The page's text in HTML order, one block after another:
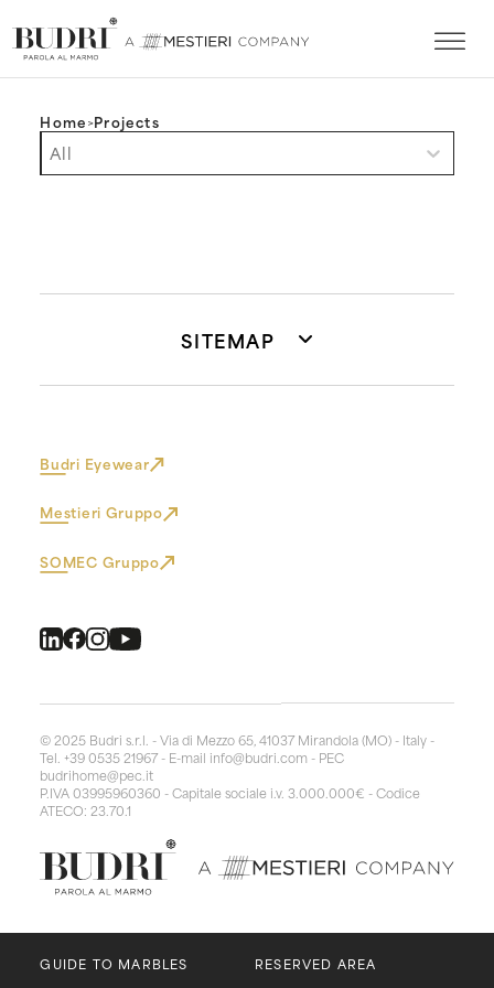
Home>Projects
Filtro progetti mobile (ENG)
Select content
Select content
SITEMAP
Budri Eyewear
Mestieri Gruppo
SOMEC Gruppo
© 2025 Budri s.r.l. - Via di Mezzo 65, 41037 Mirandola (MO) - Italy -
Tel. +39 0535 21967 - E-mail info@budri.com - PEC
budrihome@pec.it
P.IVA 03995960360 - Capitale sociale i.v. 3.000.000€ - Codice
ATECO: 23.70.1
GUIDE TO MARBLES
RESERVED AREA